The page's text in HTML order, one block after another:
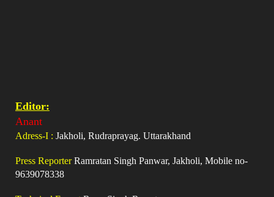
Editor:
Anant
Adress-I : Jakholi, Rudraprayag. Uttarakhand
Press ReporterRamratan Singh Panwar, Jakholi, Mobile no-
9639078338